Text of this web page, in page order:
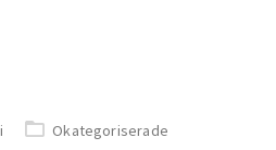
Okategoriserade